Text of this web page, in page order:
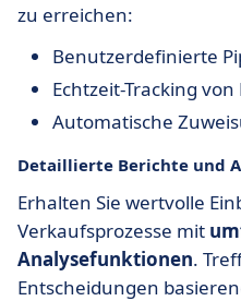
zu erreichen:
Benutzerdefinierte
Echtzeit-Tracking von
Automatische
Detaillierte Berichte und
Erhalten Sie wertvolle
Verkaufsprozesse mit
Analysefunktionen.
Entscheidungen